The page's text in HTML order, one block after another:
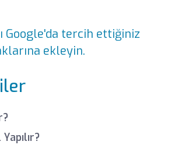
Google'da tercih ettiğiniz
ekleyin.